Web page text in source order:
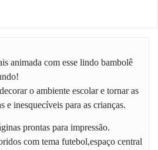
animada com esse lindo bambolê
o ambiente escolar e tornar as
e inesquecíveis para as crianças.
prontas para impressão.
com tema futebol,espaço central